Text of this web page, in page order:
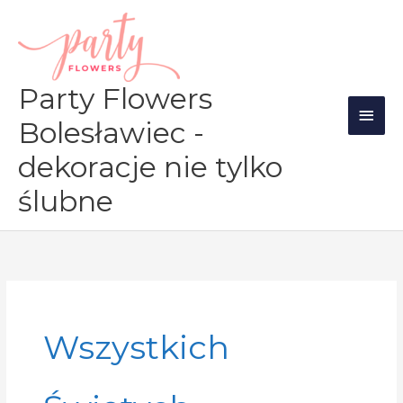
treści
Party Flowers
Bolesławiec -
dekoracje nie tylko
ślubne
Wszystkich